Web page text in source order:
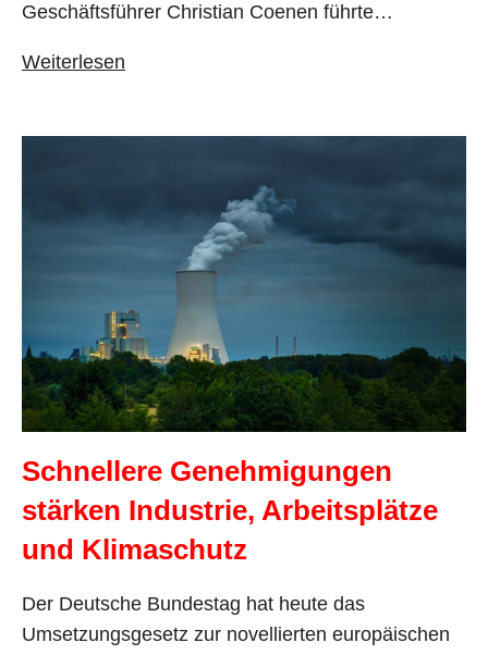
Geschäftsführer Christian Coenen führte…
Weiterlesen
Schnellere Genehmigungen
stärken Industrie, Arbeitsplätze
und Klimaschutz
Der Deutsche Bundestag hat heute das
Umsetzungsgesetz zur novellierten europäischen